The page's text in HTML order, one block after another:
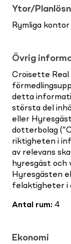
Ytor/
Rymliga
Övrig
Croisette
detta
största del
eller
dotterbolag
riktigheten i
av relevans
hyresgäst och
Hyresgästen
felaktigheter i
Antal rum: 4
Ekonomi